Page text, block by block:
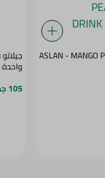
ASLAN - MANGO
واحدة
105 جم